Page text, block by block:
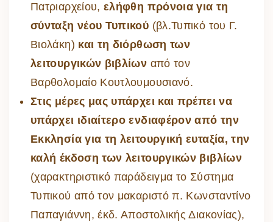
Πατριαρχείου,ελήφθη πρόνοια για τη
σύνταξη νέου Τυπικού (βλ.Τυπικό του Γ.
Βιολάκη) και τη διόρθωση των
λειτουργικών βιβλίων από τον
Βαρθολομαίο Κουτλουμουσιανό.
Στις μέρες μας υπάρχει και πρέπει να
υπάρχει ιδιαίτερο ενδιαφέρον από την
Εκκλησία για τη λειτουργική ευταξία, την
καλή έκδοση των λειτουργικών βιβλίων
(χαρακτηριστικό παράδειγμα το Σύστημα
Τυπικού από τον μακαριστό π. Κωνσταντίνο
Παπαγιάννη, έκδ. Αποστολικής Διακονίας),